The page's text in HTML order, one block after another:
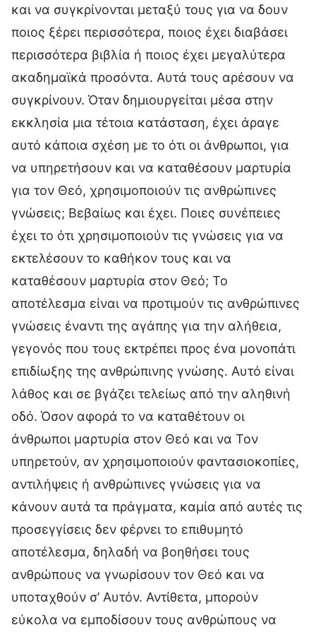
και να συγκρίνονται μεταξύ τους για να δουν
ποιος ξέρει περισσότερα, ποιος έχει διαβάσει
περισσότερα βιβλία ή ποιος έχει μεγαλύτερα
ακαδημαϊκά προσόντα. Αυτά τους αρέσουν να
συγκρίνουν. Όταν δημιουργείται μέσα στην
εκκλησία μια τέτοια κατάσταση, έχει άραγε
αυτό κάποια σχέση με το ότι οι άνθρωποι, για
να υπηρετήσουν και να καταθέσουν μαρτυρία
για τον Θεό, χρησιμοποιούν τις ανθρώπινες
γνώσεις; Βεβαίως και έχει. Ποιες συνέπειες
έχει το ότι χρησιμοποιούν τις γνώσεις για να
εκτελέσουν το καθήκον τους και να
καταθέσουν μαρτυρία στον Θεό; Το
αποτέλεσμα είναι να προτιμούν τις ανθρώπινες
γνώσεις έναντι της αγάπης για την αλήθεια,
γεγονός που τους εκτρέπει προς ένα μονοπάτι
επιδίωξης της ανθρώπινης γνώσης. Αυτό είναι
λάθος και σε βγάζει τελείως από την αληθινή
οδό. Όσον αφορά το να καταθέτουν οι
άνθρωποι μαρτυρία στον Θεό και να Τον
υπηρετούν, αν χρησιμοποιούν φαντασιοκοπίες,
αντιλήψεις ή ανθρώπινες γνώσεις για να
κάνουν αυτά τα πράγματα, καμία από αυτές τις
προσεγγίσεις δεν φέρνει το επιθυμητό
αποτέλεσμα, δηλαδή να βοηθήσει τους
ανθρώπους να γνωρίσουν τον Θεό και να
υποταχθούν σ’ Αυτόν. Αντίθετα, μπορούν
εύκολα να εμποδίσουν τους ανθρώπους να